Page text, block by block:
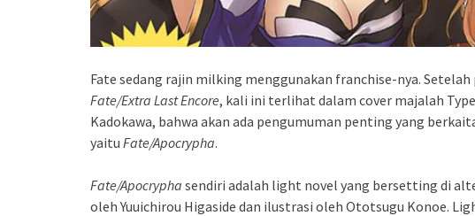
Fate sedang rajin milking menggunakan franchise-nya.
Fate/Extra Last Encore, kali ini terlihat dalam cover majalah
Kadokawa, bahwa akan ada pengumuman penting yang
yaitu Fate/Apocrypha.
Fate/Apocrypha sendiri adalah light novel yang bersetting di
oleh Yuuichirou Higaside dan ilustrasi oleh Ototsugu Konoe.